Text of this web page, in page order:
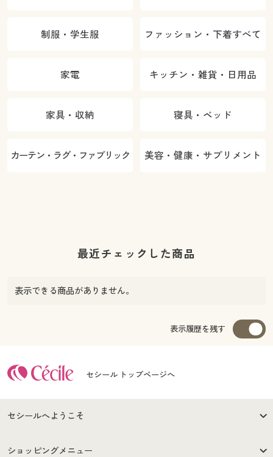
制服・学生服 ファッション・下着すべて
家電 キッチン・雑貨・日用品
家具・収納 寝具・ベッド
カーテン・ラグ・ファブリック 美容・健康・サプリメント
最近チェックした商品
表示できる商品がありません。
表示履歴を残す
セシール トップページへ
セシールへようこそ
はじめての方へ
ショッピングメニュー